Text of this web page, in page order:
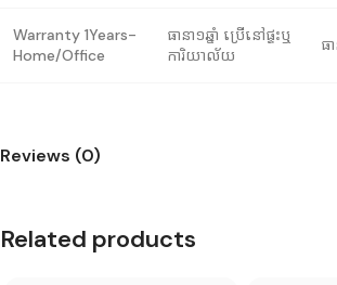
Warranty 1Years-
Home/Office
ធានា១ឆ្នាំ ប្រើនៅផ្ទះឬ
ការិយាល័យ
ធ
Reviews (0)
Related products